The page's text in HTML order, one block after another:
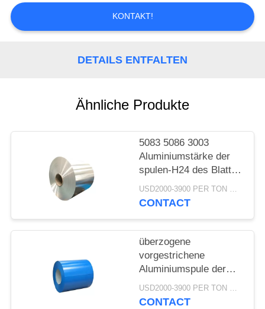
UM
EIN
KONTAKT!
DETAILS ENTFALTEN
Ähnliche Produkte
5083 5086 3003
Aluminiumstärke der
spulen-H24 des Blatt-
0.1-3mm
USD2000-3900 PER TON MOQ:1TON
CONTACT
überzogene
vorgestrichene
Aluminiumspule der
Spulen-3105 h46
Aluminiumfarbe für
USD2000-3900 PER TON MOQ:1TON
CONTACT